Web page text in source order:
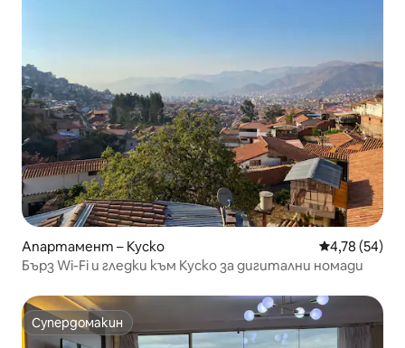
Апартамент – Куско Средна
4,78 (54)
Бърз Wi-Fi и гледки към Куско за дигитални номади
Супердомакин
Супердомакин